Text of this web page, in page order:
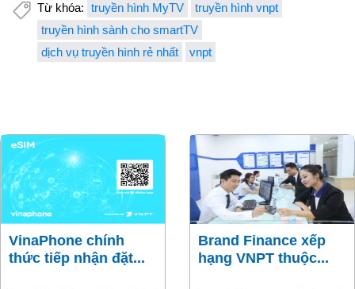
Từ khóa: truyền hình MyTV
truyền hình vnpt
truyền hình sành cho smartTV
dịch vụ truyền hình rẻ nhất
vnpt
VinaPhone chính
thức tiếp nhận đặt...
Brand Finance xếp
hạng VNPT thuộc...